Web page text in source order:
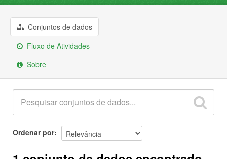
SobreConjuntos de dados
Fluxo de Atividades
Sobre
Ordenar por